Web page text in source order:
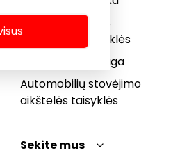
Dovanų kortelės
bendrosios taisyklės
Pranešėjų apsauga
Automobilių stovėjimo
aikštelės taisyklės
Sekite mus